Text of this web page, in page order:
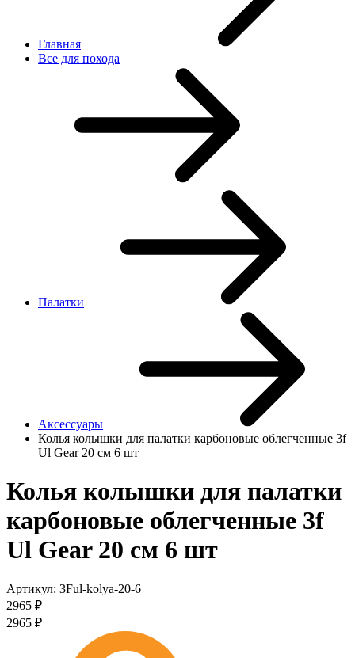
Главная
Все для похода
Палатки
Аксессуары
Колья колышки для палатки карбоновые облегченные 3f
Ul Gear 20 см 6 шт
Колья колышки для палатки
карбоновые облегченные 3f
Ul Gear 20 см 6 шт
Артикул: 3Ful-kolya-20-6
2965 ₽
2965 ₽